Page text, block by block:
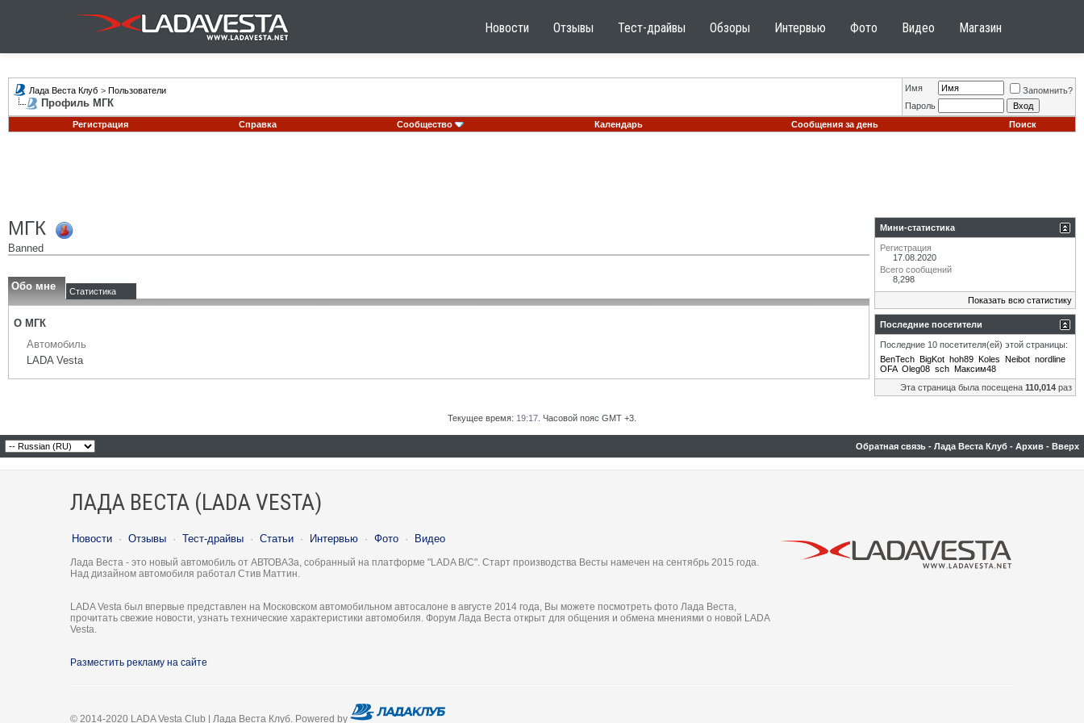
Новости Отзывы Тест-драйвы Обзоры Интервью Фото Видео Магазин
Лада Веста Клуб > Пользователи
Профиль МГК
Имя
Запомнить?
Пароль
Регистрация
Справка Сообщество Календарь Сообщения за день Поиск
МГК
Banned
Обо мне Статистика
О МГК
Автомобиль
LADA Vesta
Мини-статистика
Регистрация
17.08.2020
Всего сообщений
8,298
Показать всю статистику
Последние посетители
Последние 10 посетителя(ей) этой страницы:
BenTech BigKot hoh89 Koles Neibot nordline
OFA Oleg08 sch Максим48
Эта страница была посещена 110,014 раз
Текущее время: 19:17 . Часовой пояс GMT +3.
Обратная связь - Лада Веста Клуб - Архив - Вверх
ЛАДА ВЕСТА (LADA VESTA)
Новости · Отзывы · Тест-драйвы · Статьи · Интервью · Фото · Видео
Лада Веста - это новый автомобиль от АВТОВАЗа, собранный на платформе "LADA B/C". Старт производства Весты намечен на сентябрь 2015 года.
Над дизайном автомобиля работал Стив Маттин.
LADA Vesta был впервые представлен на Московском автомобильном автосалоне в августе 2014 года, Вы можете посмотреть фото Лада Веста,
прочитать свежие новости, узнать технические характеристики автомобиля. Форум Лада Веста открыт для общения и обмена мнениями о новой LADA
Vesta.
Разместить рекламу на сайте
© 2014-2020 LADA Vesta Club | Лада Веста Клуб. Powered by